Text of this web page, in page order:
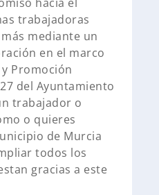
hacia el
trabajadoras
mediante un
en el marco
Promoción
del Ayuntamiento
trabajador o
o quieres
de Murcia
todos los
gracias a este